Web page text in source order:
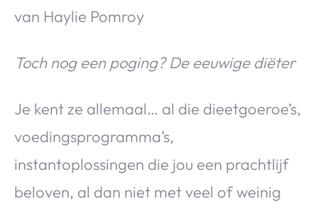
Top 5 van Valerie
Huis & Tuin
Over Valerie
Over Valerie
De Top 5
van Haylie Pomroy
Toch nog een poging? De eeuwige diëter
Je kent ze allemaal… al die dieetgoeroe’s,
voedingsprogramma’s,
instantoplossingen die jou een prachtlijf
beloven, al dan niet met veel of weinig